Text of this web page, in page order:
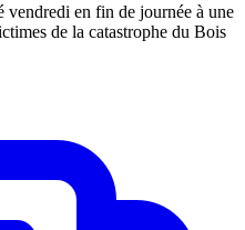
vendredi en fin de journée à une
de la catastrophe du Bois